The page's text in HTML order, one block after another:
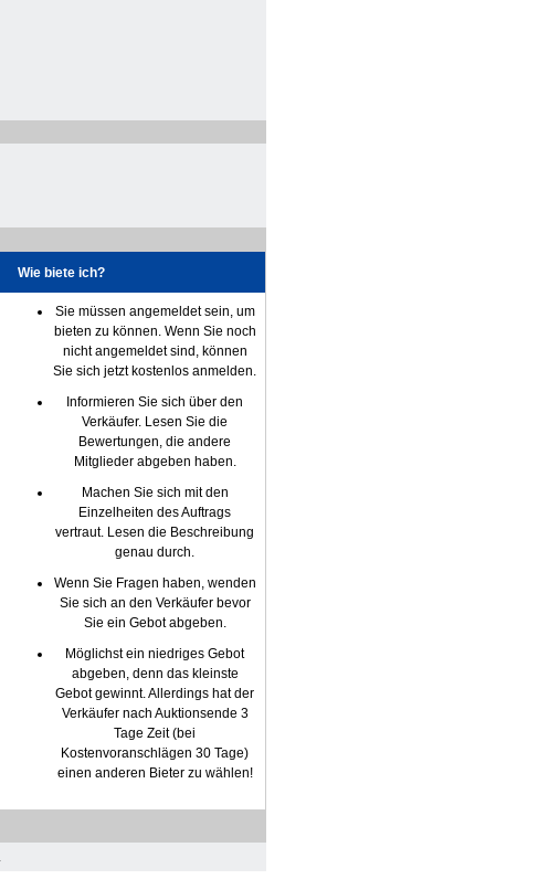
Wie biete ich?
Sie müssen angemeldet sein, um
bieten zu können. Wenn Sie noch
nicht angemeldet sind, können
Sie sich jetzt kostenlos anmelden.
Informieren Sie sich über den
Verkäufer. Lesen Sie die
Bewertungen, die andere
Mitglieder abgeben haben.
Machen Sie sich mit den
Einzelheiten des Auftrags
vertraut. Lesen die Beschreibung
genau durch.
Wenn Sie Fragen haben, wenden
Sie sich an den Verkäufer bevor
Sie ein Gebot abgeben.
Möglichst ein niedriges Gebot
abgeben, denn das kleinste
Gebot gewinnt. Allerdings hat der
Verkäufer nach Auktionsende 3
Tage Zeit (bei
Kostenvoranschlägen 30 Tage)
einen anderen Bieter zu wählen!